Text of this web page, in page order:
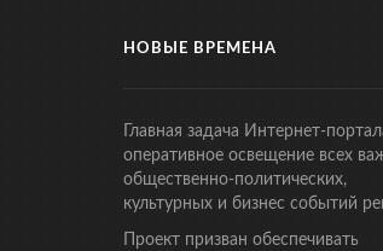
НОВЫЕ ВРЕМЕНА
Главная задача Интернет-
оперативное освещение всех
общественно-политических,
культурных и бизнес событий
Проект призван обеспечивать